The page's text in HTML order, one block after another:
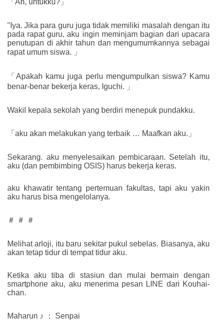
「Ah, untukku?」
"Iya. Jika para guru juga tidak memiliki masalah dengan itu
pada rapat guru, aku ingin meminjam bagian dari upacara
penutupan di akhir tahun dan mengumumkannya sebagai
rapat umum siswa. 」
「Apakah kamu juga perlu mengumpulkan siswa? Kamu
benar-benar bekerja keras, Iguchi. 」
Wakil kepala sekolah yang berdiri menepuk pundakku.
「aku akan melakukan yang terbaik … Maafkan aku.」
Sekarang. aku menyelesaikan pembicaraan. Setelah itu,
aku (dan pembimbing OSIS) harus bekerja keras.
aku khawatir tentang pertemuan fakultas, tapi aku yakin
aku harus bisa mengelolanya.
＃ ＃ ＃
Melihat arloji, itu baru sekitar pukul sebelas. Biasanya, aku
akan tetap tidur di tempat tidur aku.
Ketika aku tiba di stasiun dan mulai bermain dengan
smartphone aku, aku menerima pesan LINE dari Kouhai-
chan.
Maharun ♪ ： Senpai